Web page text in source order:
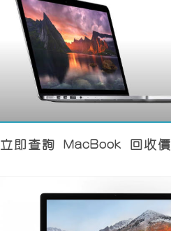
立即查詢 MacBook 回收價